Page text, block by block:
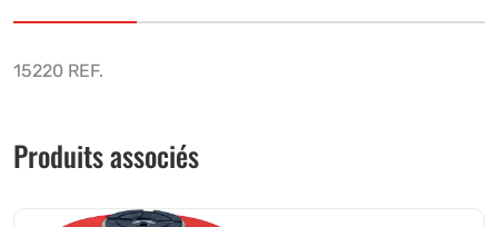
15220 REF.
Produits associés